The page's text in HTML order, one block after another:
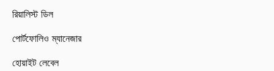
রিয়ালিস্ট ডিল
পোর্টফোলিও ম্যানেজার
হোয়াইট লেবেল